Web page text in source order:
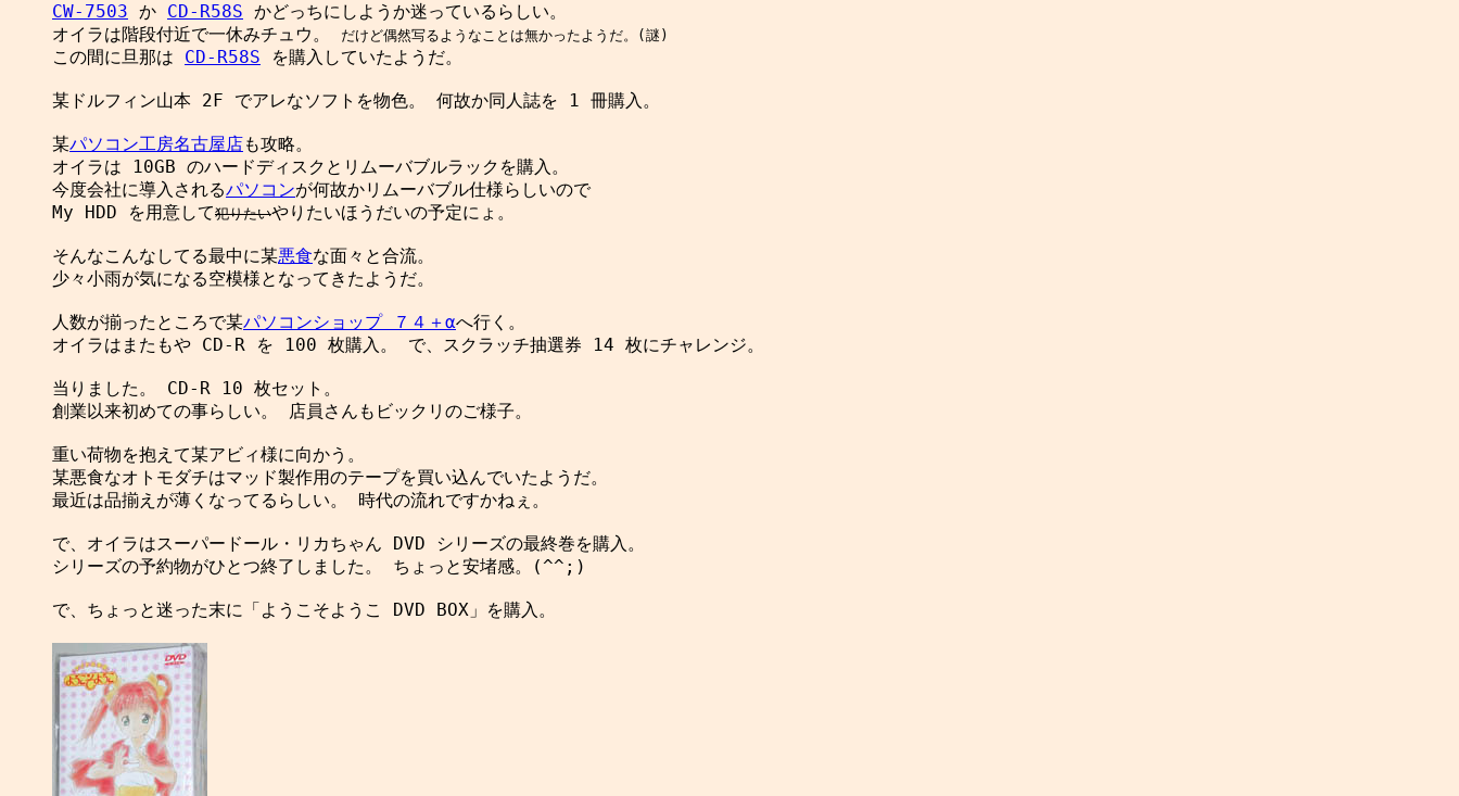
CW-7503 か CD-R58S かどっちにしようか迷っているらしい。
オイラは階段付近で一休みチュウ。
だけど偶然写るようなことは無かったようだ。(謎)
この間に旦那は CD-R58S を購入していたようだ。
某ドルフィン山本 2F でアレなソフトを物色。 何故か同人誌を 1 冊購入。
某パソコン工房名古屋店も攻略。
オイラは 10GB のハードディスクとリムーバブルラックを購入。
今度会社に導入されるパソコンが何故かリムーバブル仕様らしいので
My HDD を用意して犯りたいやりたいほうだいの予定にょ。
そんなこんなしてる最中に某悪食な面々と合流。
少々小雨が気になる空模様となってきたようだ。
人数が揃ったところで某パソコンショップ ７４＋αへ行く。
オイラはまたもや CD-R を 100 枚購入。 で、スクラッチ抽選券 14 枚にチャレンジ。
当りました。 CD-R 10 枚セット。
創業以来初めての事らしい。 店員さんもビックリのご様子。
重い荷物を抱えて某アビィ様に向かう。
某悪食なオトモダチはマッド製作用のテープを買い込んでいたようだ。
最近は品揃えが薄くなってるらしい。 時代の流れですかねぇ。
で、オイラはスーパードール・リカちゃん DVD シリーズの最終巻を購入。
シリーズの予約物がひとつ終了しました。 ちょっと安堵感。(^^;)
で、ちょっと迷った末に「ようこそようこ DVD BOX」を購入。